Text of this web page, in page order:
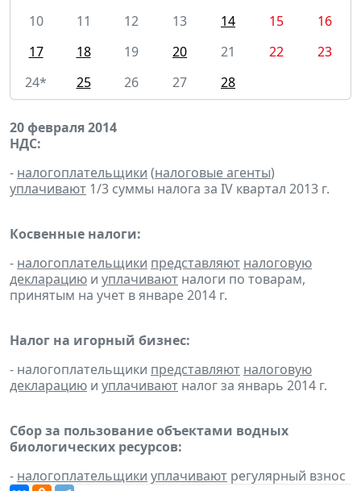
10
11 12 13 14 15
16
17
18 19 20 21 22
23
24*
25 26 27 28
20 февраля 2014
НДС:
- налогоплательщики (налоговые агенты)
уплачивают 1/3 суммы налога за IV квартал 2013 г.
Косвенные налоги:
- налогоплательщики представляют налоговую
декларацию и уплачивают налоги по товарам,
принятым на учет в январе 2014 г.
Налог на игорный бизнес:
- налогоплательщики представляют налоговую
декларацию и уплачивают налог за январь 2014 г.
Сбор за пользование объектами водных
биологических ресурсов:
- налогоплательщики уплачивают регулярный взнос